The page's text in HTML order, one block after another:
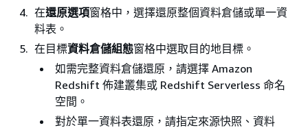
在還原選項窗格中，選擇還原整個資料倉儲或單一資
料表。
在目標資料倉儲組態窗格中選取目的地目標。
如需完整資料倉儲還原，請選擇 Amazon
Redshift 佈建叢集或 Redshift Serverless 命名
空間。
對於單一資料表還原，請指定來源快照、資料